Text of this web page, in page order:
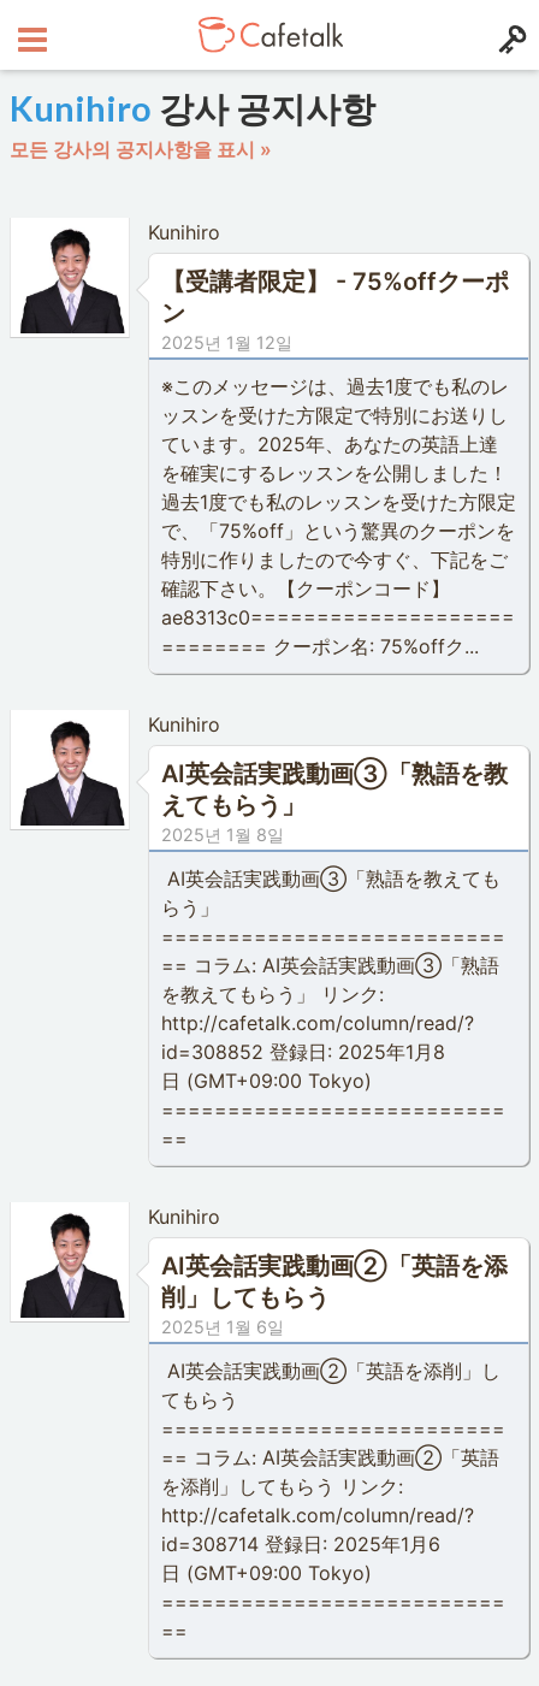
Kunihiro 강사 공지사항
모든 강사의 공지사항을 표시 »
Kunihiro
【受講者限定】 - 75%offクーポ
ン
2025년 1월 12일
※このメッセージは、過去1度でも私のレ
ッスンを受けた方限定で特別にお送りし
ています。2025年、あなたの英語上達
を確実にするレッスンを公開しました！
過去1度でも私のレッスンを受けた方限定
で、「75%off」という驚異のクーポンを
特別に作りましたので今すぐ、下記をご
確認下さい。【クーポンコード】
ae8313c0====================
======== クーポン名: 75%offク...
Kunihiro
AI英会話実践動画③「熟語を教
えてもらう」
2025년 1월 8일
AI英会話実践動画③「熟語を教えても
らう」
==========================
== コラム: AI英会話実践動画③「熟語
を教えてもらう」 リンク:
http://cafetalk.com/column/read/?
id=308852 登録日: 2025年1月8
日 (GMT+09:00 Tokyo)
==========================
==
Kunihiro
AI英会話実践動画②「英語を添
削」してもらう
2025년 1월 6일
AI英会話実践動画②「英語を添削」し
てもらう
==========================
== コラム: AI英会話実践動画②「英語
を添削」してもらう リンク:
http://cafetalk.com/column/read/?
id=308714 登録日: 2025年1月6
日 (GMT+09:00 Tokyo)
==========================
==